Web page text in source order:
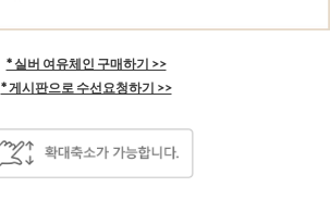
* 실버 여유체인 구매하기 >>
* 게시판으로 수선요청하기 >>